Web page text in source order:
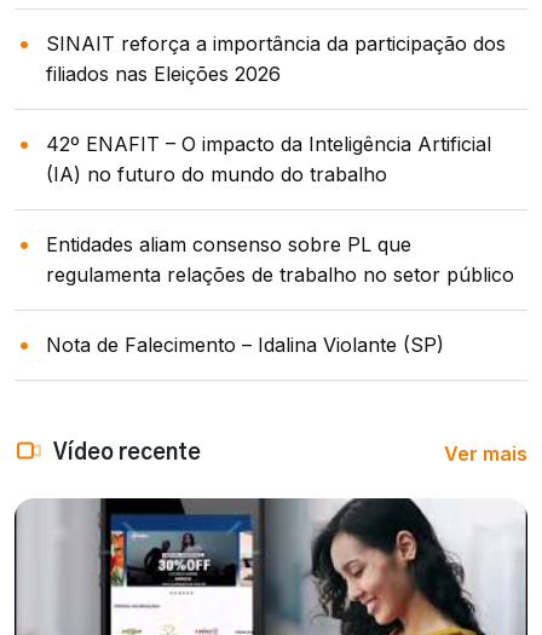
SINAIT reforça a importância da participação dos
filiados nas Eleições 2026
42º ENAFIT – O impacto da Inteligência Artificial
(IA) no futuro do mundo do trabalho
Entidades aliam consenso sobre PL que
regulamenta relações de trabalho no setor público
Nota de Falecimento – Idalina Violante (SP)
Vídeo recente Ver mais